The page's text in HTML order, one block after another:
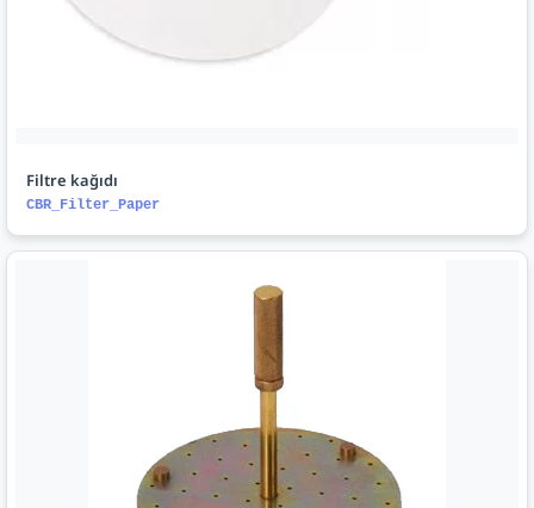
Filtre kağıdı
CBR_Filter_Paper